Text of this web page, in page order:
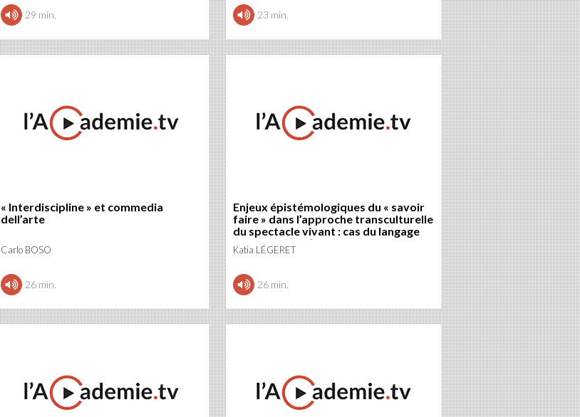
29 min. 23 min.
« Interdiscipline » et commedia
dell’arte
Carlo BOSO
26 min.
Enjeux épistémologiques du « savoir
faire » dans l’approche transculturelle
du spectacle vivant : cas du langage
non verbal de l’acteur-danseur
Katia LÉGERET
26 min.